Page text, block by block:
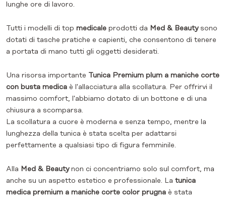
lunghe ore di lavoro.
Tutti i modelli di top medicale prodotti da Med & Beautysono
dotati di tasche pratiche e capienti, che consentono di tenere
a portata di mano tutti gli oggetti desiderati.
Una risorsa importante Tunica Premium plum a maniche corte
con busta medica è l'allacciatura alla scollatura. Per offrirvi il
massimo comfort, l'abbiamo dotato di un bottone e di una
chiusura a scomparsa.
La scollatura a cuore è moderna e senza tempo, mentre la
lunghezza della tunica è stata scelta per adattarsi
perfettamente a qualsiasi tipo di figura femminile.
Alla Med & Beautynon ci concentriamo solo sul comfort, ma
anche su un aspetto estetico e professionale. La tunica
medica premium a maniche corte color prugna è stata